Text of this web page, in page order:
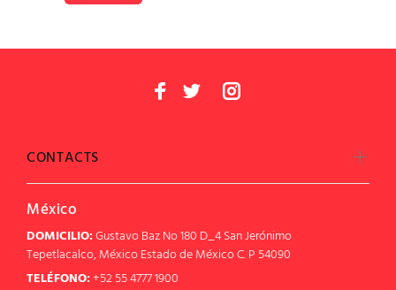
CONTACTS
México
DOMICILIO:Gustavo Baz No 180 D_4 San Jerónimo
Tepetlacalco, México Estado de México C. P 54090
TELÉFONO:+52 55 4777 1900